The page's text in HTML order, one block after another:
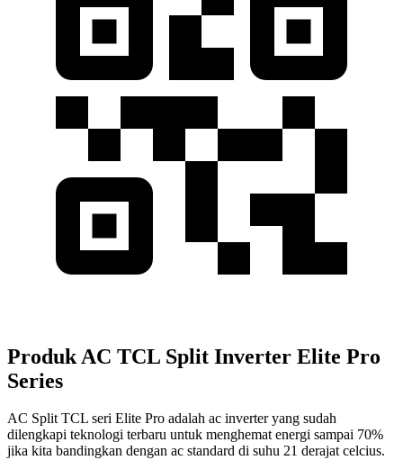
Produk AC TCL Split Inverter Elite Pro
Series
AC Split TCL seri Elite Pro adalah ac inverter yang sudah
dilengkapi teknologi terbaru untuk menghemat energi sampai 70%
jika kita bandingkan dengan ac standard di suhu 21 derajat celcius.